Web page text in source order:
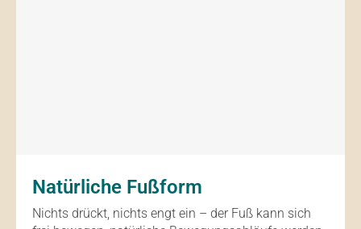
Natürliche Fußform
Nichts drückt, nichts engt ein – der Fuß kann sich